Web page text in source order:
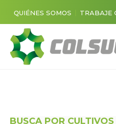
QUIÉNES SOMOS TRABAJE
BUSCA POR CULTIVOS